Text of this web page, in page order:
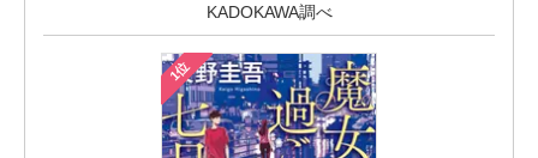
KADOKAWA調べ
1位